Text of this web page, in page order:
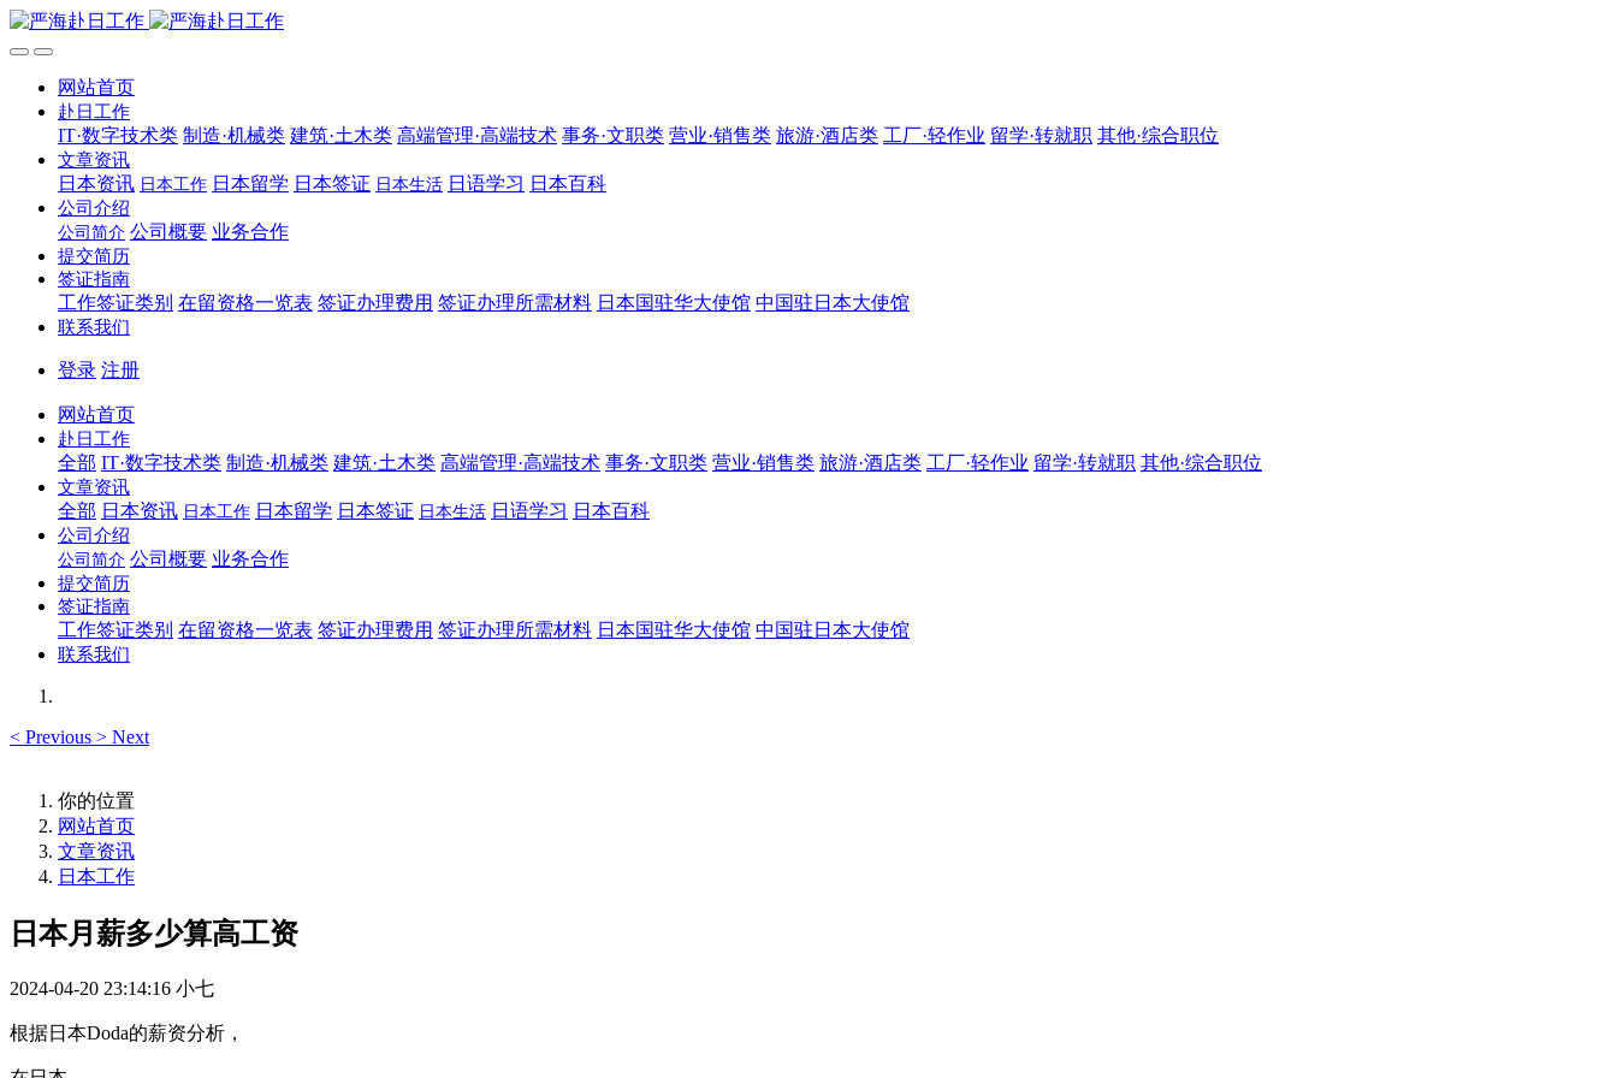
网站首页
赴日工作
IT·数字技术类 制造·机械类 建筑·土木类 高端管理·高端技术 事务·文职类 营业·销售类 旅游·酒店类 工厂·轻作业 留学·转就职 其他·综合职位
文章资讯
日本资讯 日本工作 日本留学 日本签证 日本生活 日语学习 日本百科
公司介绍
公司简介 公司概要 业务合作
提交简历
签证指南
工作签证类别 在留资格一览表 签证办理费用 签证办理所需材料 日本国驻华大使馆 中国驻日本大使馆
联系我们
登录 注册
网站首页
赴日工作
全部 IT·数字技术类 制造·机械类 建筑·土木类 高端管理·高端技术 事务·文职类 营业·销售类 旅游·酒店类 工厂·轻作业 留学·转就职 其他·综合职位
文章资讯
全部 日本资讯 日本工作 日本留学 日本签证 日本生活 日语学习 日本百科
公司介绍
公司简介 公司概要 业务合作
提交简历
签证指南
工作签证类别 在留资格一览表 签证办理费用 签证办理所需材料 日本国驻华大使馆 中国驻日本大使馆
联系我们
< Previous > Next
你的位置
网站首页
文章资讯
日本工作
日本月薪多少算高工资
2024-04-20 23:14:16 小七
根据日本Doda的薪资分析，